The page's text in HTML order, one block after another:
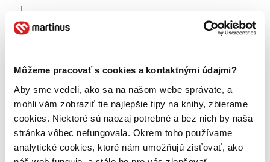
Môžeme pracovať s cookies a kontaktnými údajmi?
Aby sme vedeli, ako sa na našom webe správate, a
mohli vám zobraziť tie najlepšie tipy na knihy, zbierame
cookies. Niektoré sú naozaj potrebné a bez nich by naša
stránka vôbec nefungovala. Okrem toho používame
analytické cookies, ktoré nám umožňujú zisťovať, ako
Vláčiky
O nás
Náš príbeh
Galéria Martinusu
Zodpovednosť
Sme B Corp